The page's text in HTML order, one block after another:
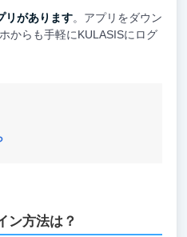
リがあります。アプリをダウン
からも手軽にKULASISにログ
ン方法は？